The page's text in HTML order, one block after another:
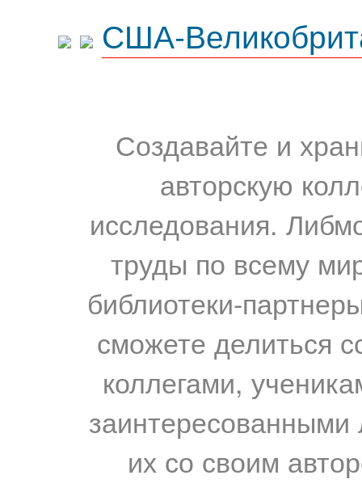
США-
Создавайте и
авторскую
исследования.
труды по всему
библиотеки-
сможете делиться
коллегами,
их со своим